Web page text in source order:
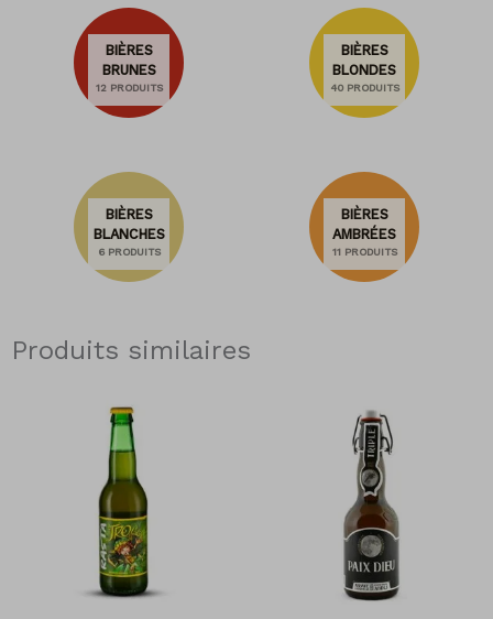
BIÈRES
BRUNES
12 PRODUITS
BIÈRES
BLONDES
40 PRODUITS
BIÈRES
BLANCHES
6 PRODUITS
BIÈRES
AMBRÉES
11 PRODUITS
Produits similaires